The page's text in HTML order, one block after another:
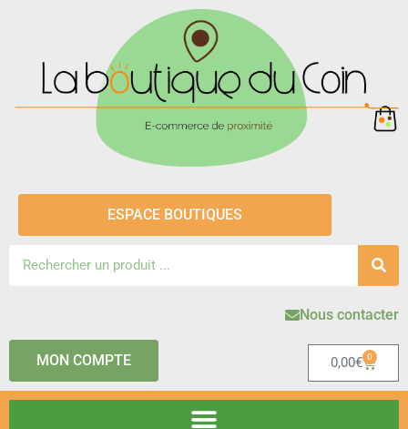
ESPACE BOUTIQUES
MON COMPTE
Nous contacter
0,00€ 0